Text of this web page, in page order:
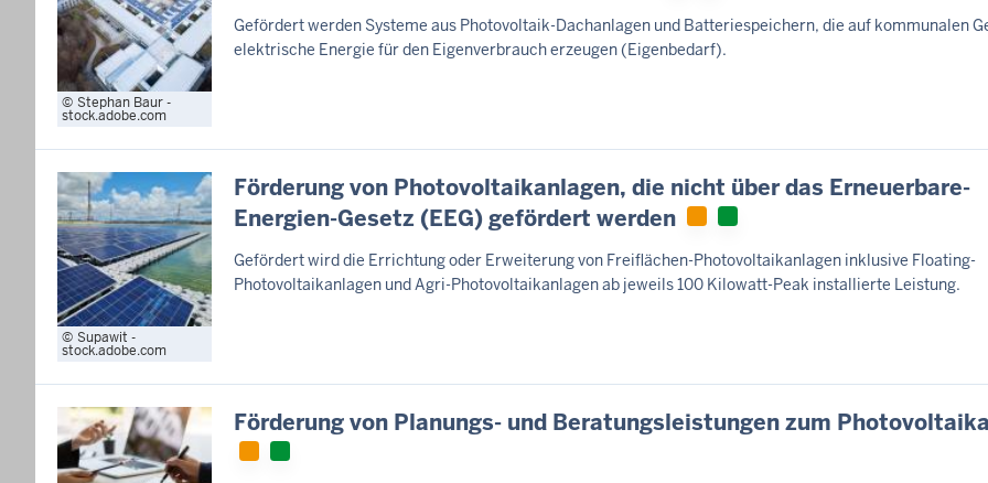
Stephan Baur -
stock.adobe.com
Gefördert werden Systeme aus Photovoltaik-Dachanlagen und Batteriespeichern, die auf kommunalen
elektrische Energie für den Eigenverbrauch erzeugen (Eigenbedarf).
Supawit -
stock.adobe.com
Förderung von Photovoltaikanlagen, die nicht über das Erneuerbare-
Energien-Gesetz (EEG) gefördert werden
Gefördert wird die Errichtung oder Erweiterung von Freiflächen-Photovoltaikanlagen inklusive Floating-
Photovoltaikanlagen und Agri-Photovoltaikanlagen ab jeweils 100 Kilowatt-Peak installierte Leistung.
Förderung von Planungs- und Beratungsleistungen zum